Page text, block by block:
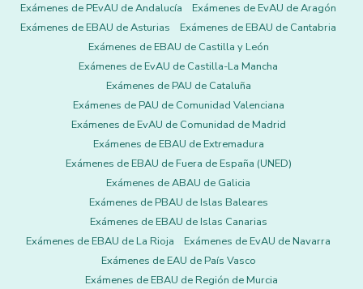
Exámenes de PEvAU de Andalucía
Exámenes de EvAU de Aragón
Exámenes de EBAU de Asturias
Exámenes de EBAU de Cantabria
Exámenes de EBAU de Castilla y León
Exámenes de EvAU de Castilla-La Mancha
Exámenes de PAU de Cataluña
Exámenes de PAU de Comunidad Valenciana
Exámenes de EvAU de Comunidad de Madrid
Exámenes de EBAU de Extremadura
Exámenes de EBAU de Fuera de España (UNED)
Exámenes de ABAU de Galicia
Exámenes de PBAU de Islas Baleares
Exámenes de EBAU de Islas Canarias
Exámenes de EBAU de La Rioja
Exámenes de EvAU de Navarra
Exámenes de EAU de País Vasco
Exámenes de EBAU de Región de Murcia